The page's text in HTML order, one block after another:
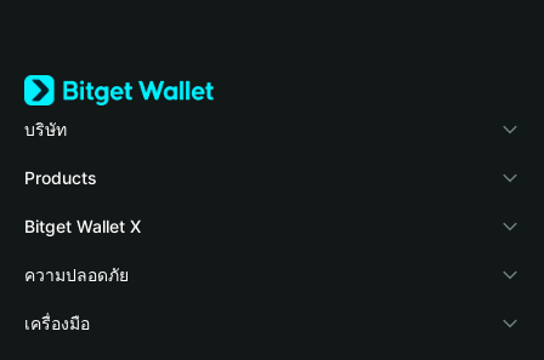
บริษัท
เกี่ยวกับ Bitget Wallet
Blog
Academy
ข่าวสารด้านคริปโต
Products
Crypto Card
Stablecoin Earn
Payfi Crypto
Bitget Wallet X
นักพัฒนา
เชื่อมต่อ Wallet
ความปลอดภัย
Protection Fund
เครื่องมือ